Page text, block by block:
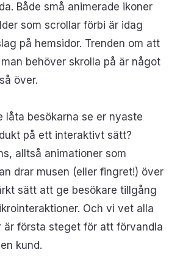
Både små animerade ikoner
som scrollar förbi är idag
på hemsidor. Trenden om att
behöver skrolla på är något
över.
låta besökarna se er nyaste
på ett interaktivt sätt?
alltså animationer som
drar musen (eller fingret!) över
sätt att ge besökare tillgång
Och vi vet alla
är första steget för att förvandla
kund.